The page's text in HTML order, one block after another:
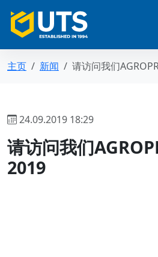
主页 新闻 请访问我们
24.09.2019 18:29
请访问我们
2019